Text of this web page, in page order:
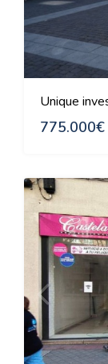
775.000€